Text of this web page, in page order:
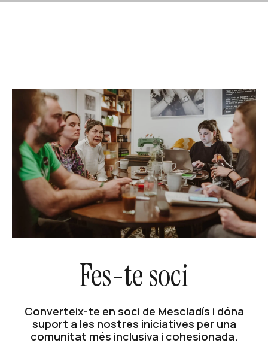
Fes-te soci
Converteix-te en soci de Mescladís i dóna
suport a les nostres iniciatives per una
comunitat més inclusiva i cohesionada.